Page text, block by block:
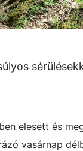
elesett és
vasárnap